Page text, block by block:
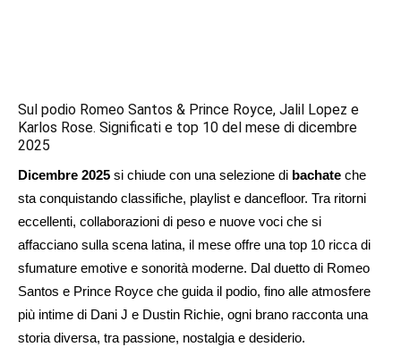
Sul podio Romeo Santos & Prince Royce, Jalil Lopez e
Karlos Rose. Significati e top 10 del mese di dicembre
2025
Dicembre 2025 si chiude con una selezione di bachate che
sta conquistando classifiche, playlist e dancefloor. Tra ritorni
eccellenti, collaborazioni di peso e nuove voci che si
affacciano sulla scena latina, il mese offre una top 10 ricca di
sfumature emotive e sonorità moderne. Dal duetto di Romeo
Santos e Prince Royce che guida il podio, fino alle atmosfere
più intime di Dani J e Dustin Richie, ogni brano racconta una
storia diversa, tra passione, nostalgia e desiderio.